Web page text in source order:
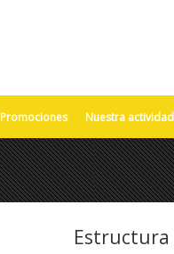
Promociones Nuestra actividad
Estructura